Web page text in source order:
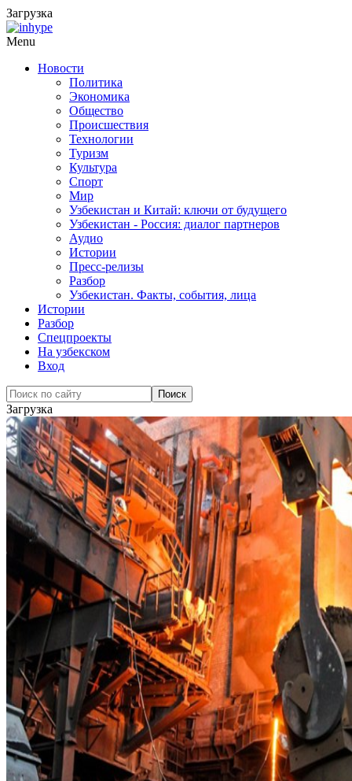
Загрузка
Menu
Новости
Политика
Экономика
Общество
Происшествия
Технологии
Туризм
Культура
Спорт
Мир
Узбекистан и Китай: ключи от будущего
Узбекистан - Россия: диалог партнеров
Аудио
Истории
Пресс-релизы
Разбор
Узбекистан. Факты, события, лица
Истории
Разбор
Спецпроекты
На узбекском
Вход
Загрузка